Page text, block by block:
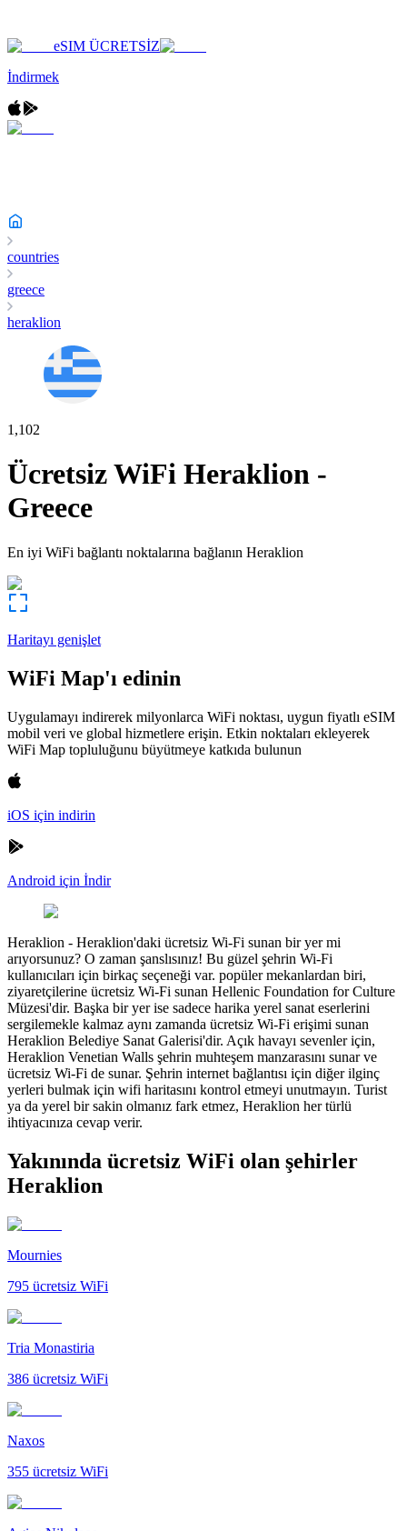
eSIM ÜCRETSİZ
İndirmek
countries
greece
heraklion
1,102
Ücretsiz WiFi Heraklion -
Greece
En iyi WiFi bağlantı noktalarına bağlanın Heraklion
Haritayı genişlet
WiFi Map'ı edinin
Uygulamayı indirerek milyonlarca WiFi noktası, uygun fiyatlı eSIM
mobil veri ve global hizmetlere erişin. Etkin noktaları ekleyerek
WiFi Map topluluğunu büyütmeye katkıda bulunun
iOS için indirin
Android için İndir
Heraklion - Heraklion'daki ücretsiz Wi-Fi sunan bir yer mi
arıyorsunuz? O zaman şanslısınız! Bu güzel şehrin Wi-Fi
kullanıcıları için birkaç seçeneği var. popüler mekanlardan biri,
ziyaretçilerine ücretsiz Wi-Fi sunan Hellenic Foundation for Culture
Müzesi'dir. Başka bir yer ise sadece harika yerel sanat eserlerini
sergilemekle kalmaz aynı zamanda ücretsiz Wi-Fi erişimi sunan
Heraklion Belediye Sanat Galerisi'dir. Açık havayı sevenler için,
Heraklion Venetian Walls şehrin muhteşem manzarasını sunar ve
ücretsiz Wi-Fi de sunar. Şehrin internet bağlantısı için diğer ilginç
yerleri bulmak için wifi haritasını kontrol etmeyi unutmayın. Turist
ya da yerel bir sakin olmanız fark etmez, Heraklion her türlü
ihtiyacınıza cevap verir.
Yakınında ücretsiz WiFi olan şehirler
Heraklion
Mournies
795 ücretsiz WiFi
Tria Monastiria
386 ücretsiz WiFi
Naxos
355 ücretsiz WiFi